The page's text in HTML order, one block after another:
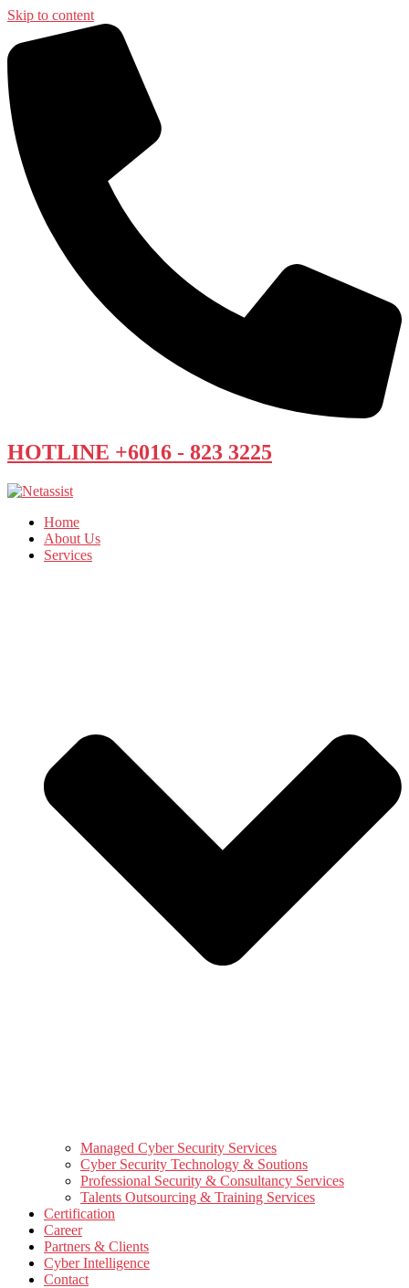
Skip to content
HOTLINE +6016 - 823 3225
Home
About Us
Services
Managed Cyber Security Services
Cyber Security Technology & Soutions
Professional Security & Consultancy Services
Talents Outsourcing & Training Services
Certification
Career
Partners & Clients
Cyber Intelligence
Contact